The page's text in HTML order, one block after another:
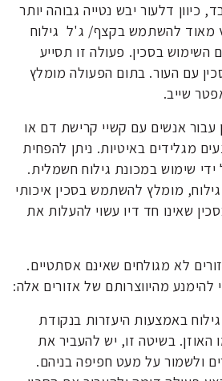
כיוון דלעור יבש נטייה גבוהה יותר
מאוד להשתמש בקצף/ ג'ל גילוח
השימוש בסכין. פעולה זו תסייע
עם העור. בתום הפעולה מומלץ
שייב.
עבור אנשים עם קשיי קרישת דם או
מגלידים באיטיות. ניתן להפחית
שימוש במכונת גילוח חשמלית.
מומלץ להשתמש בסכין איכותי
שאינו חד דיו עשוי להעלות את
לא מגולחים שאינם אסתטיים.
להימנע מהיווצרותם של אזורים אלה:
באמצעות היעזרות בנקודת
האוזן. בשיטה זו, יש להעביר את
ולשמור על מעט חפיפה בניהם.